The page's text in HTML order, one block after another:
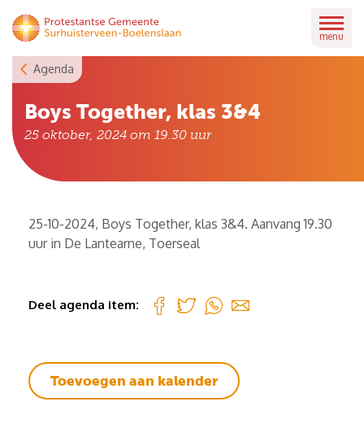
Skip
to
menu
Agenda
Boys Together, klas 3&4
25 oktober, 2024 om 19.30 uur
25-10-2024, Boys Together, klas 3&4. Aanvang 19.30
uur in De Lantearne, Toerseal
Deel agenda item:
Toevoegen aan kalender